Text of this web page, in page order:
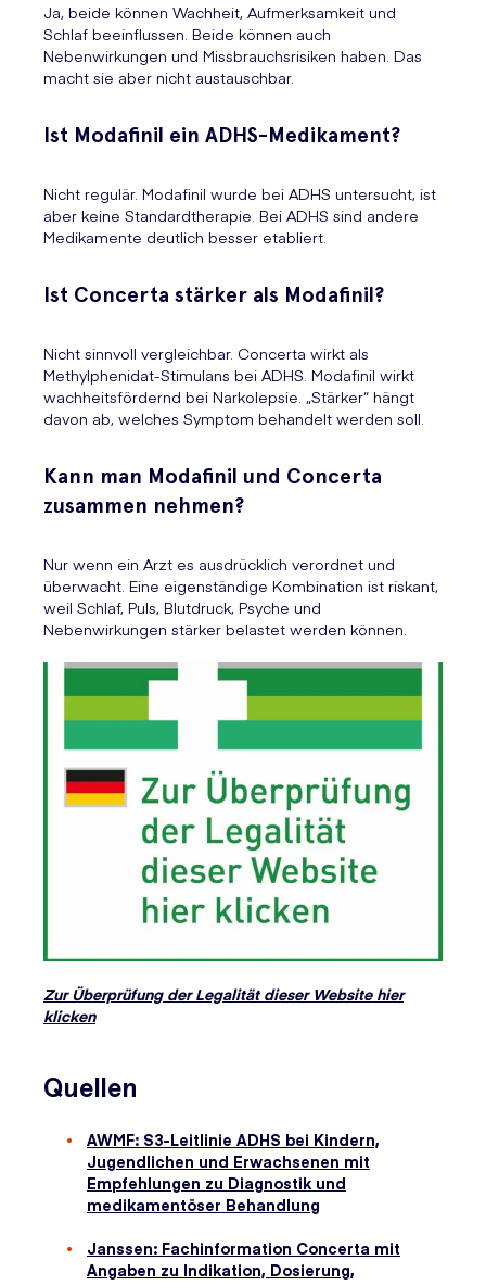
Ja, beide können Wachheit, Aufmerksamkeit und
Schlaf beeinflussen. Beide können auch
Nebenwirkungen und Missbrauchsrisiken haben. Das
macht sie aber nicht austauschbar.
Ist Modafinil ein ADHS-Medikament?
Nicht regulär. Modafinil wurde bei ADHS untersucht, ist
aber keine Standardtherapie. Bei ADHS sind andere
Medikamente deutlich besser etabliert.
Ist Concerta stärker als Modafinil?
Nicht sinnvoll vergleichbar. Concerta wirkt als
Methylphenidat-Stimulans bei ADHS. Modafinil wirkt
wachheitsfördernd bei Narkolepsie. „Stärker“ hängt
davon ab, welches Symptom behandelt werden soll.
Kann man Modafinil und Concerta
zusammen nehmen?
Nur wenn ein Arzt es ausdrücklich verordnet und
überwacht. Eine eigenständige Kombination ist riskant,
weil Schlaf, Puls, Blutdruck, Psyche und
Nebenwirkungen stärker belastet werden können.
Zur Überprüfung der Legalität dieser Website hier
klicken
Quellen
AWMF: S3-Leitlinie ADHS bei Kindern,
Jugendlichen und Erwachsenen mit
Empfehlungen zu Diagnostik und
medikamentöser Behandlung
Janssen: Fachinformation Concerta mit
Angaben zu Indikation, Dosierung,